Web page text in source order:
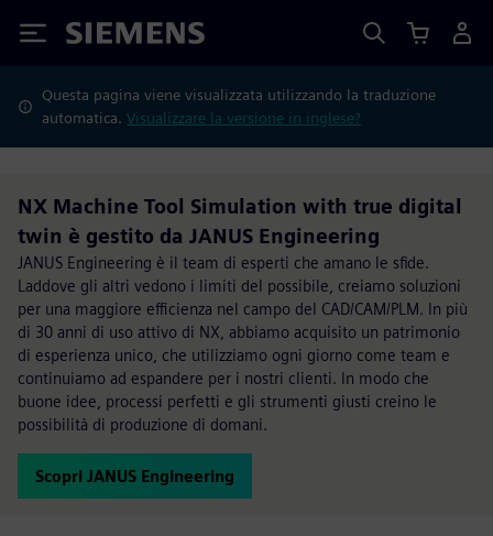
Siemens
Questa pagina viene visualizzata utilizzando la traduzione
automatica.Visualizzare la versione in inglese?
NX Machine Tool Simulation with true digital
twin è gestito da JANUS Engineering
JANUS Engineering è il team di esperti che amano le sfide.
Laddove gli altri vedono i limiti del possibile, creiamo soluzioni
per una maggiore efficienza nel campo del CAD/CAM/PLM. In più
di 30 anni di uso attivo di NX, abbiamo acquisito un patrimonio
di esperienza unico, che utilizziamo ogni giorno come team e
continuiamo ad espandere per i nostri clienti. In modo che
buone idee, processi perfetti e gli strumenti giusti creino le
possibilità di produzione di domani.
Scopri JANUS Engineering